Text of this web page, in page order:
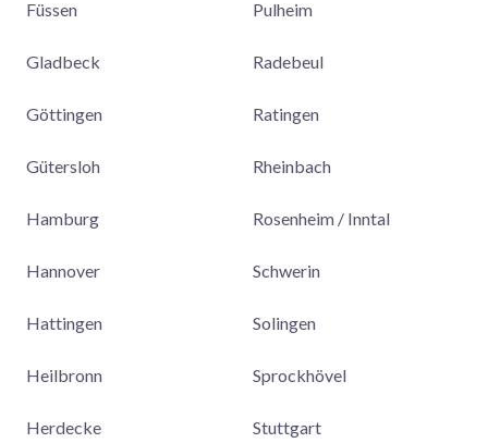
Füssen
Gladbeck
Göttingen
Gütersloh
Hamburg
Hannover
Hattingen
Heilbronn
Herdecke
Pulheim
Radebeul
Ratingen
Rheinbach
Rosenheim / Inntal
Schwerin
Solingen
Sprockhövel
Stuttgart